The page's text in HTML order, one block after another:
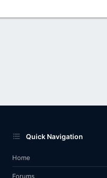
Quick Navigation
Home
Forums